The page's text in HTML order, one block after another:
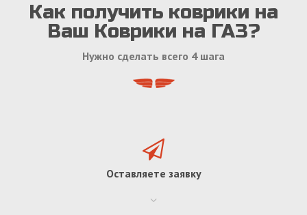
Как получить коврики на
Ваш Коврики на ГАЗ?
Нужно сделать всего 4 шага
Оставляете заявку